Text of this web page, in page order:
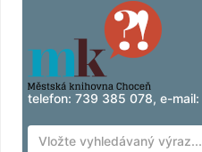
Zobrazuji výsledky1 - 20
Přeskočit na obsah
telefon: 739 385 078, e-mail: